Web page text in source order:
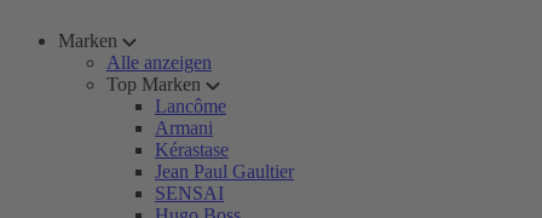
Marken
Alle anzeigen
Top Marken
Lancôme
Armani
Kérastase
Jean Paul Gaultier
SENSAI